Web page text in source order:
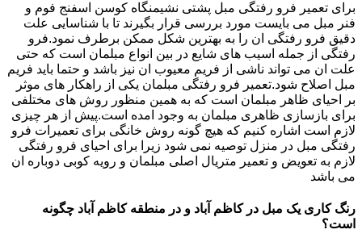
برای تعمیر فرو رفتگی مبل پشتی نشیمنگاه کوسن اسفنج فوم و
فنر مبل می بایست مورد بررسی قرار بگیرند تا با شناسایی علت
دقیق فرو رفتگی ان را به بهترین شکل ممکن برطرف نمود.فرو
رفتگی از جمله اسیب های شایع در بین انواع مبلمان است که حتی
علت ان می تواند ناشی از فریم معیوب ان نیز باشد و حتما باید فریم
مبل اصلاح شود.تعمیر فرو رفتگی مبلمان یکی از راهکار های موثر
بر احیای ظاهر مبلمان است که به همین منظور روش های مختلفی
برای بازسازی ظاهری مبلمان به وجود امده است.پیش از هر چیزی
لازم است اشاره کنیم که هیچ گونه روش خانگی برای تعمیرات فرو
رفتگی مبل در منزل توصیه نمی شود زیرا برای احیای فرو رفتگی
لازم به تعویض و تعمیر متریال اصلی مبلمان و رویه کوبی دوباره ان
می باشد
رنگ کاری یک مبل در کاظم آباد و در منطقه کاظم آباد چگونه
است؟